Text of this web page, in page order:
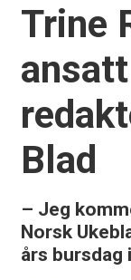
Trine
Blad
– Jeg
Norsk
års bursdag